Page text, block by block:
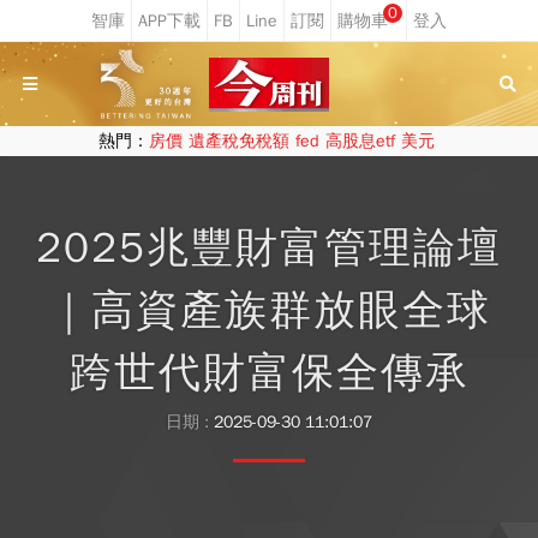
0
熱門： 房價 遺產稅免稅額 fed 高股息etf 美元
2025兆豐財富管理論壇
｜高資產族群放眼全球
跨世代財富保全傳承
日期 : 2025-09-30 11:01:07